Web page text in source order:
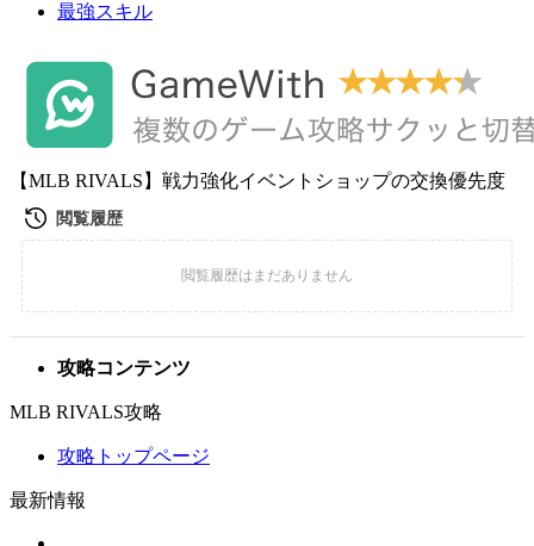
最強スキル
【MLB RIVALS】戦力強化イベントショップの交換優先度
攻略コンテンツ
MLB RIVALS攻略
攻略トップページ
最新情報